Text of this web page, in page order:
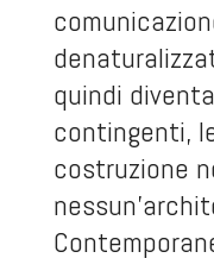
quindi
contingenti,
costruzione